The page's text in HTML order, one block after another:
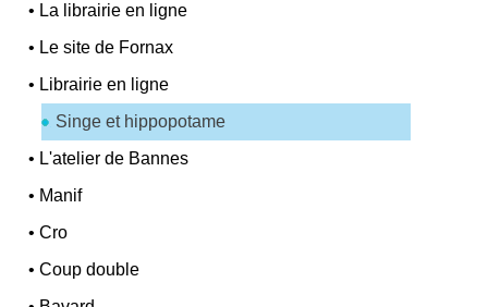
• La librairie en ligne
• Le site de Fornax
• Librairie en ligne
Singe et hippopotame
• L'atelier de Bannes
• Manif
•Cro
•Coup double